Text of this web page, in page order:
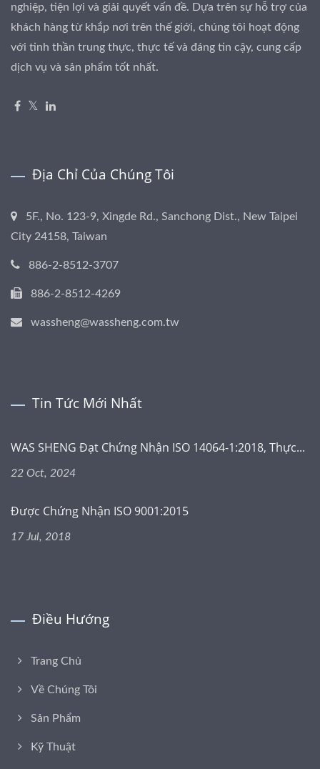
nghiệp, tiện lợi và giải quyết vấn đề. Dựa trên sự hỗ trợ của
khách hàng từ khắp nơi trên thế giới, chúng tôi hoạt động
với tinh thần trung thực, thực tế và đáng tin cậy, cung cấp
dịch vụ và sản phẩm tốt nhất.
Địa Chỉ Của Chúng Tôi
5F., No. 123-9, Xingde Rd., Sanchong Dist., New Taipei
City 24158, Taiwan
886-2-8512-3707
886-2-8512-4269
wassheng@wassheng.com.tw
Tin Tức Mới Nhất
WAS SHENG Đạt Chứng Nhận ISO 14064-1:2018, Thực...
22 Oct, 2024
Được Chứng Nhận ISO 9001:2015
17 Jul, 2018
Điều Hướng
Trang Chủ
Về Chúng Tôi
Sản Phẩm
Kỹ Thuật